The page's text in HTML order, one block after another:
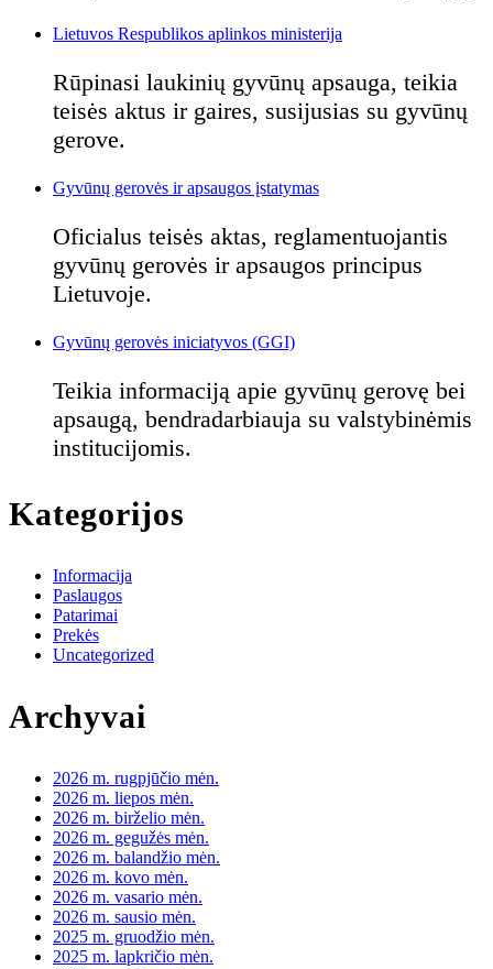
Lietuvos Respublikos aplinkos ministerija
Rūpinasi laukinių gyvūnų apsauga, teikia
teisės aktus ir gaires, susijusias su gyvūnų
gerove.
Gyvūnų gerovės ir apsaugos įstatymas
Oficialus teisės aktas, reglamentuojantis
gyvūnų gerovės ir apsaugos principus
Lietuvoje.
Gyvūnų gerovės iniciatyvos (GGI)
Teikia informaciją apie gyvūnų gerovę bei
apsaugą, bendradarbiauja su valstybinėmis
institucijomis.
Kategorijos
Informacija
Paslaugos
Patarimai
Prekės
Uncategorized
Archyvai
2026 m. rugpjūčio mėn.
2026 m. liepos mėn.
2026 m. birželio mėn.
2026 m. gegužės mėn.
2026 m. balandžio mėn.
2026 m. kovo mėn.
2026 m. vasario mėn.
2026 m. sausio mėn.
2025 m. gruodžio mėn.
2025 m. lapkričio mėn.